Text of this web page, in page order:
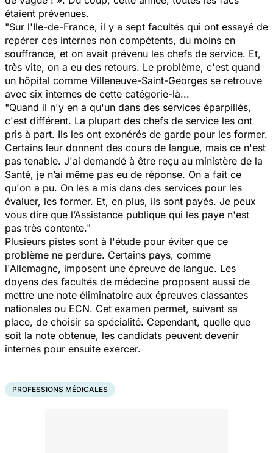
étaient prévenues.
"Sur l'Ile-de-France, il y a sept facultés qui ont essayé de
repérer ces internes non compétents, du moins en
souffrance, et on avait prévenu les chefs de service. Et,
très vite, on a eu des retours. Le problème, c'est quand
un hôpital comme Villeneuve-Saint-Georges se retrouve
avec six internes de cette catégorie-là...
"Quand il n'y en a qu'un dans des services éparpillés,
c'est différent. La plupart des chefs de service les ont
pris à part. Ils les ont exonérés de garde pour les former.
Certains leur donnent des cours de langue, mais ce n'est
pas tenable. J'ai demandé à être reçu au ministère de la
Santé, je n’ai même pas eu de réponse. On a fait ce
qu'on a pu. On les a mis dans des services pour les
évaluer, les former. Et, en plus, ils sont payés. Je peux
vous dire que l’Assistance publique qui les paye n'est
pas très contente."
Plusieurs pistes sont à l'étude pour éviter que ce
problème ne perdure. Certains pays, comme
l'Allemagne, imposent une épreuve de langue. Les
doyens des facultés de médecine proposent aussi de
mettre une note éliminatoire aux épreuves classantes
nationales ou ECN. Cet examen permet, suivant sa
place, de choisir sa spécialité. Cependant, quelle que
soit la note obtenue, les candidats peuvent devenir
internes pour ensuite exercer.
PROFESSIONS MÉDICALES